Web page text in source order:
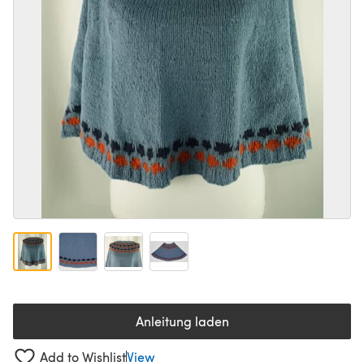
Anleitung laden(öffnet sich in einem neuen
Add to WishlistView